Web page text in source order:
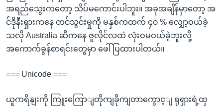
အရည်သွေးကတော့ သိပ်မကောင်းပါဘူး။ အခုအချိန်မှာတော့ အ
င်ဒိုနီးရှားကနေ တင်သွင်းမှုကို မနှစ်ကထက် ၄၀ % လျှော့ဝယ်ခဲ့
သလို Australia ဆီကနေ ဇူလိုင်လထဲ လုံးဝမဝယ်ခဲ့ဘူးလို့
အကောက်ခွန်စာရင်းတွေမှာ ဖေါ်ပြထားပါတယ်။
=== Unicode ===
ယူကရိနျးကို ကြူးကြောျတိုကျခိုကျတာကွောင့ျ ရုရှားရဲ့ထှ